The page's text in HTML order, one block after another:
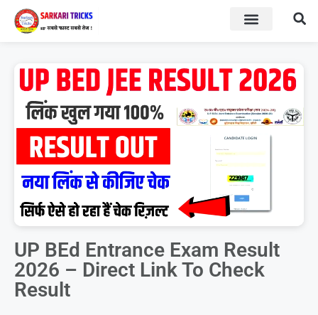
UP BEd Entrance Exam Result
2026 – Direct Link To Check
Result